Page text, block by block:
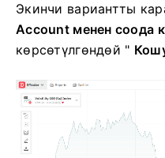
Экинчи вариантты
Account менен соода
көрсөтүлгөндөй "